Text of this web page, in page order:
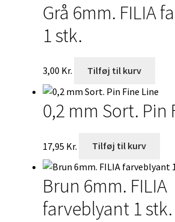
Grå 6mm. FILIA
1 stk.
3,00 Kr. Tilføj til kurv
0,2 mm Sort. Pin
17,95 Kr. Tilføj til kurv
Brun 6mm. FILIA
farveblyant 1 stk.